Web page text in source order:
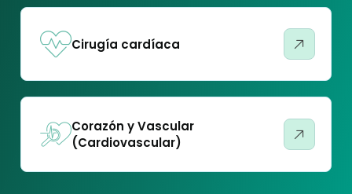
Cirugía cardíaca
Corazón y Vascular
(Cardiovascular)